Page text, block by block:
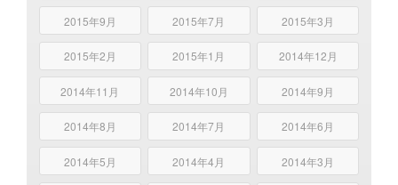
2015年9月 2015年7月 2015年3月
2015年2月 2015年1月 2014年12月
2014年11月 2014年10月 2014年9月
2014年8月 2014年7月 2014年6月
2014年5月 2014年4月 2014年3月